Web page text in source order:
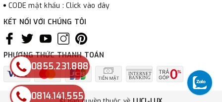
CODE mật khẩu : Click vào đây
KẾT NỐI VỚI CHÚNG TÔI
PHƯƠNG THỨC THANH TOÁN
0814.141.555
0855.231.888